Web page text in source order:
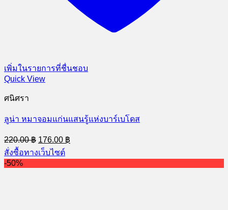
เพิ่มในรายการที่ชื่นชอบ
Quick View
ศนิศรา
ลูน่า หมาจอมแก่นแสนรู้แห่งบาร์เบโดส
220.00฿ Original
price
was:
220.00 ฿.
176.00 ฿
price
176.00 ฿.
สั่งซื้อทางเว็บไซต์
-50%